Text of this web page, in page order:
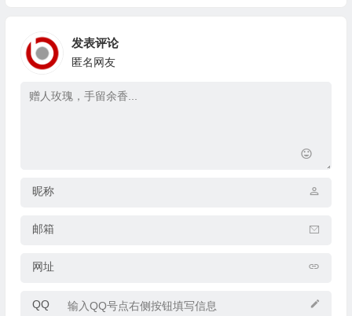
发表评论
匿名网友
昵称
邮箱
网址
QQ